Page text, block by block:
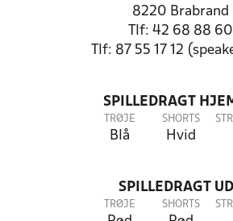
8220 Brabrand
Tlf: 42 68 88 60
Tlf: 87 55 17 12
SPILLEDRAGT
TRØJE
Blå
SHORTS
Hvid
SPILLEDRAGT
TRØJE SHORTS